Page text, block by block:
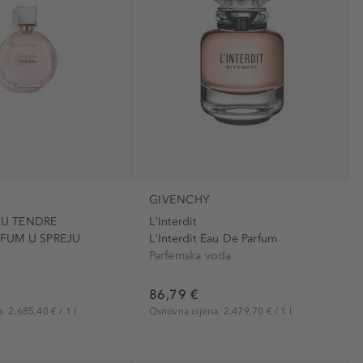
i boja (4)
(8)
osvježavajući (2)
rafiniran (4)
TENDRE
U SPREJU
2.685,40 € / 1 l
GIVENCHY
L'Interdit
L'Interdit Eau De Parfum
Parfemska voda
86,79 €
Osnovna cijena 2.479,70 € / 1 l